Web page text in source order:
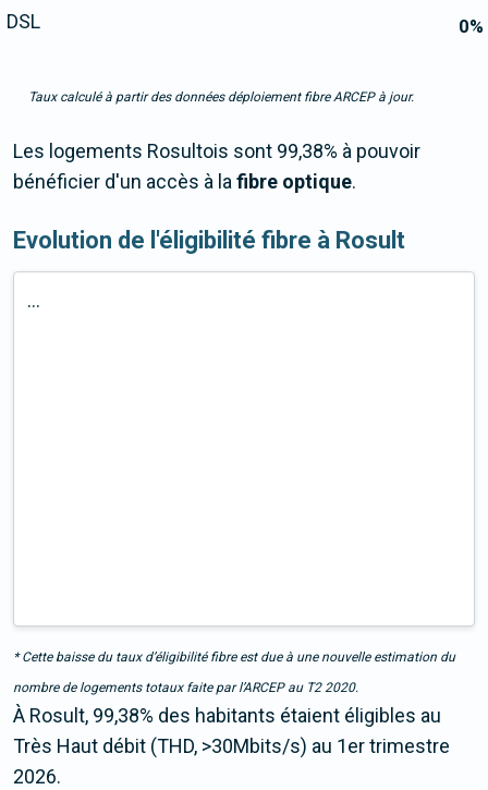
0%
DSL
Taux calculé à partir des données déploiement fibre ARCEP à jour.
Les logements Rosultois sont 99,38% à pouvoir
bénéficier d'un accès à lafibre optique.
Evolution de l'éligibilité fibre à Rosult
...
* Cette baisse du taux d’éligibilité fibre est due à une nouvelle estimation du
nombre de logements totaux faite par l’ARCEP au T2 2020.
À Rosult, 99,38% des habitants étaient éligibles au
Très Haut débit (THD, >30Mbits/s) au 1er trimestre
2026.